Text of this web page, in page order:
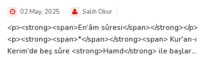
02 May, 2025 Salih Okur
<p><strong><span>En'âm sûresi</span></strong></p>
<p><strong><span>*</span></strong><span> Kur'an-ı
Kerim'de beş sûre <strong>Hamd</strong> ile başlar...